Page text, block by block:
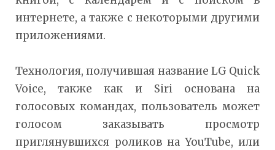
интернете, а также с некоторыми другими
приложениями.
Технология, получившая название LG Quick
Voice, также как и Siri основана на
голосовых командах, пользователь может
голосом заказывать просмотр
приглянувшихся роликов на YouTube, или